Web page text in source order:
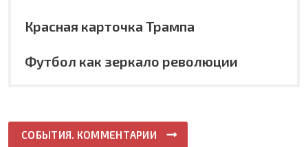
Красная карточка Трампа
Футбол как зеркало революции
СОБЫТИЯ. КОММЕНТАРИИ